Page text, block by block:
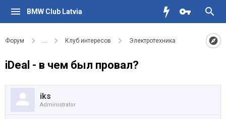
BMW Club Latvia
Форум ... Клуб интересов Электротехника
iDeal - в чем был провал?
iks
Administrator